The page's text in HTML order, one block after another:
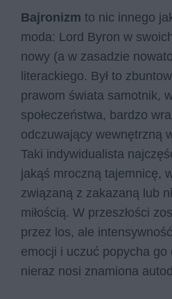
Bajronizm to nic innego
moda: Lord Byron w
nowy (a w zasadzie
literackiego. Był to
prawom świata samotnik,
społeczeństwa, bardzo
odczuwający wewnętrzną
Taki indywidualista
jakąś mroczną tajemnicę,
związaną z zakazaną lub
miłością. W przeszłości
przez los, ale
emocji i uczuć popycha go
nieraz nosi znamiona